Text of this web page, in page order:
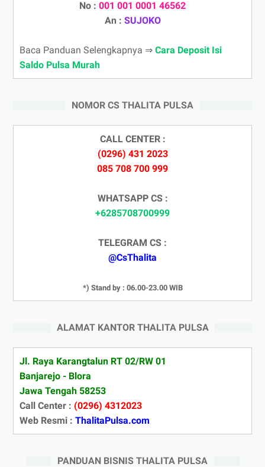
No : 001 001 0001 46562
An : SUJOKO
Baca Panduan Selengkapnya ⇒ Cara Deposit Isi
Saldo Pulsa Murah
NOMOR CS THALITA PULSA
CALL CENTER :
(0296) 431 2023
085 708 700 999
WHATSAPP CS :
+6285708700999
TELEGRAM CS :
@CsThalita
*) Stand by : 06.00-23.00 WIB
ALAMAT KANTOR THALITA PULSA
Jl. Raya Karangtalun RT 02/RW 01
Banjarejo - Blora
Jawa Tengah 58253
Call Center : (0296) 4312023
Web Resmi : ThalitaPulsa.com
PANDUAN BISNIS THALITA PULSA